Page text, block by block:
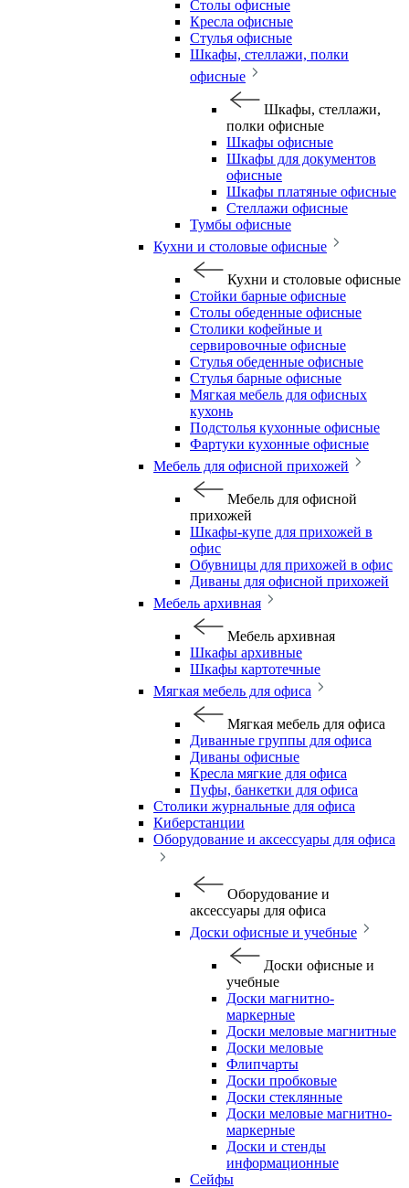
Столы офисные
Кресла офисные
Стулья офисные
Шкафы, стеллажи, полки
офисные
Шкафы, стеллажи,
полки офисные
Шкафы офисные
Шкафы для документов
офисные
Шкафы платяные офисные
Стеллажи офисные
Тумбы офисные
Кухни и столовые офисные
Кухни и столовые офисные
Стойки барные офисные
Столы обеденные офисные
Столики кофейные и
сервировочные офисные
Стулья обеденные офисные
Стулья барные офисные
Мягкая мебель для офисных
кухонь
Подстолья кухонные офисные
Фартуки кухонные офисные
Мебель для офисной прихожей
Мебель для офисной
прихожей
Шкафы-купе для прихожей в
офис
Обувницы для прихожей в офис
Диваны для офисной прихожей
Мебель архивная
Мебель архивная
Шкафы архивные
Шкафы картотечные
Мягкая мебель для офиса
Мягкая мебель для офиса
Диванные группы для офиса
Диваны офисные
Кресла мягкие для офиса
Пуфы, банкетки для офиса
Столики журнальные для офиса
Киберстанции
Оборудование и аксессуары для офиса
Оборудование и
аксессуары для офиса
Доски офисные и учебные
Доски офисные и
учебные
Доски магнитно-
маркерные
Доски меловые магнитные
Доски меловые
Флипчарты
Доски пробковые
Доски стеклянные
Доски меловые магнитно-
маркерные
Доски и стенды
информационные
Сейфы